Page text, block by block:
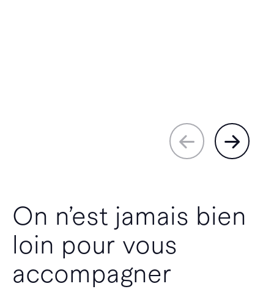
On n’est jamais bien
loin pour vous
accompagner